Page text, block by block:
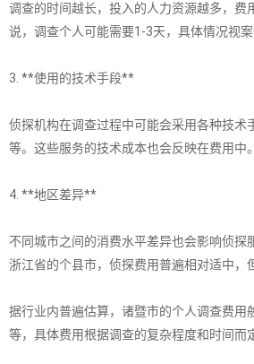
调查的时间越长，投入的人力资源越多，费
说，调查个人可能需要1-3天，具体情况视案
3. **使用的技术手段**
侦探机构在调查过程中可能会采用各种技术
等。这些服务的技术成本也会反映在费用中。
4. **地区差异**
不同城市之间的消费水平差异也会影响侦探
浙江省的个县市，侦探费用普遍相对适中，
据行业内普遍估算，诸暨市的个人调查费用
等，具体费用根据调查的复杂程度和时间而